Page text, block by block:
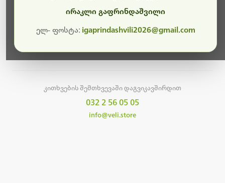
კითხვების შემთხვევაში დაგვიკავშირდით
032 2 56 05 05
info@veli.store
ირაკლი გაფრინდაშვილი
ელ- ფოსტა: igaprindashvili2026@gmail.com